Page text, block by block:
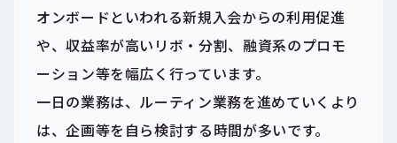
オンボードといわれる新規入会からの利用促進
や、収益率が高いリボ・分割、融資系のプロモ
ーション等を幅広く行っています。
一日の業務は、ルーティン業務を進めていくより
は、企画等を自ら検討する時間が多いです。